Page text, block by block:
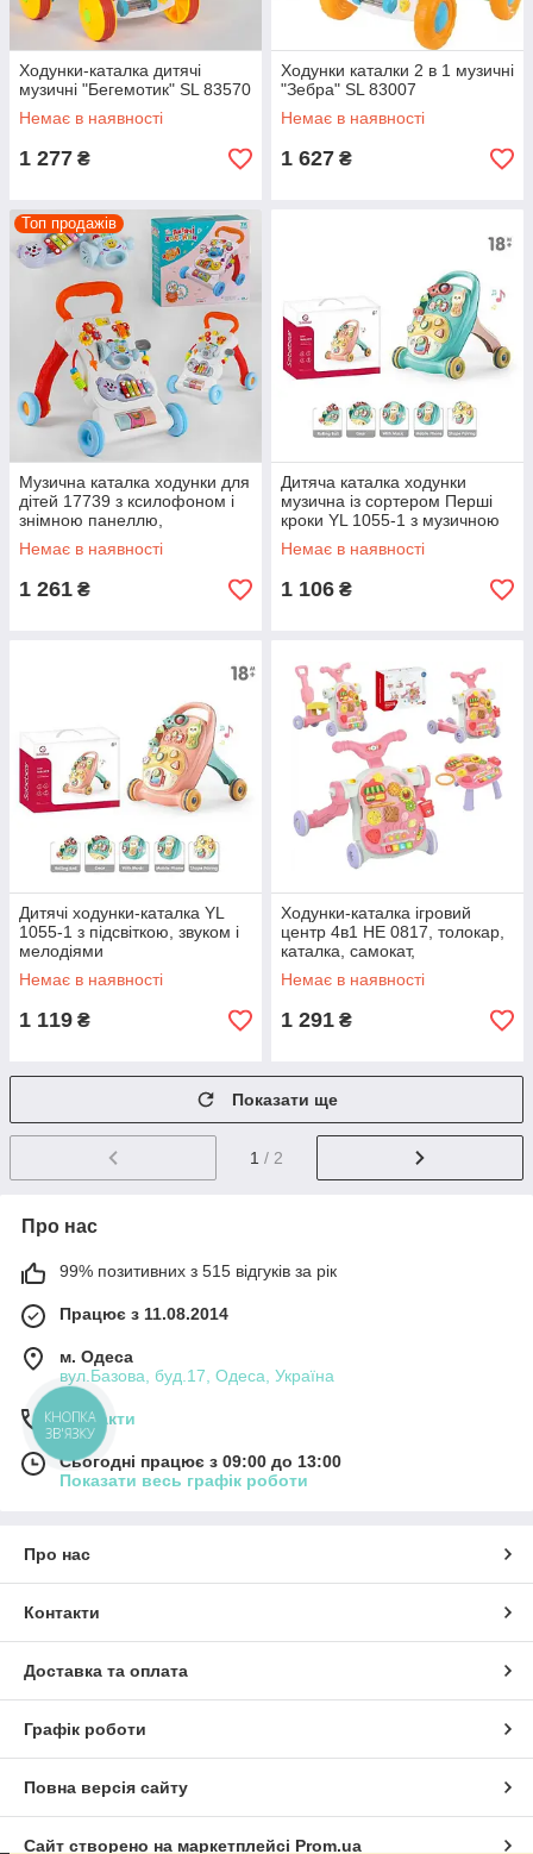
Ходунки-каталка дитячі
музичні "Бегемотик" SL 83570
Немає в наявності
1 277 ₴
Ходунки каталки 2 в 1 музичні
"Зебра" SL 83007
Немає в наявності
1 627 ₴
Топ продажів
Музична каталка ходунки для
дітей 17739 з ксилофоном і
знімною панеллю,
пальчиковими іграми та
мелодіями
Немає в наявності
1 261 ₴
Дитяча каталка ходунки
музична із сортером Перші
кроки YL 1055-1 з музичною
брязкальцем
Немає в наявності
1 106 ₴
Дитячі ходунки-каталка YL
1055-1 з підсвіткою, звуком і
мелодіями
Немає в наявності
1 119 ₴
Ходунки-каталка ігровий
центр 4в1 НЕ 0817, толокар,
каталка, самокат,
інтерактивний столик
Немає в наявності
1 291 ₴
Показати ще
1 / 2
Про нас
99% позитивних з 515 відгуків за рік
Працює з 11.08.2014
м. Одеса
вул.Базова, буд.17, Одеса, Україна
Контакти
Сьогодні працює з 09:00 до 13:00
Показати весь графік роботи
Про нас
Контакти
Доставка та оплата
Графік роботи
Повна версія сайту
Сайт створено на маркетплейсі Prom.ua
КНОПКА
ЗВ'ЯЗКУ